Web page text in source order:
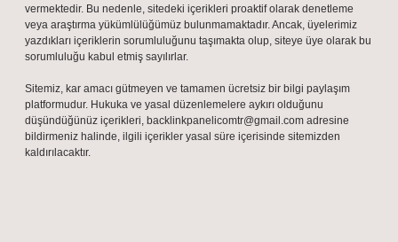
vermektedir. Bu nedenle, sitedeki içerikleri proaktif olarak denetleme
veya araştırma yükümlülüğümüz bulunmamaktadır. Ancak, üyelerimiz
yazdıkları içeriklerin sorumluluğunu taşımakta olup, siteye üye olarak bu
sorumluluğu kabul etmiş sayılırlar.
Sitemiz, kar amacı gütmeyen ve tamamen ücretsiz bir bilgi paylaşım
platformudur. Hukuka ve yasal düzenlemelere aykırı olduğunu
düşündüğünüz içerikleri, backlinkpanelicomtr@gmail.com adresine
bildirmeniz halinde, ilgili içerikler yasal süre içerisinde sitemizden
kaldırılacaktır.